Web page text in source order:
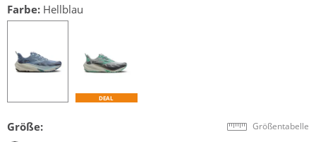
Farbe: Hellblau
DEAL
Größe: Größentabelle